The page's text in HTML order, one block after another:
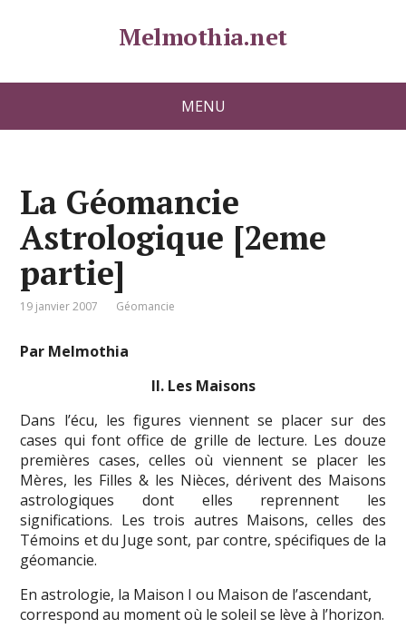
Melmothia.net
MENU
La Géomancie
Astrologique [2eme
partie]
19 janvier 2007 Géomancie
Par Melmothia
II. Les Maisons
Dans l’écu, les figures viennent se placer sur des
cases qui font office de grille de lecture. Les douze
premières cases, celles où viennent se placer les
Mères, les Filles & les Nièces, dérivent des Maisons
astrologiques dont elles reprennent les
significations. Les trois autres Maisons, celles des
Témoins et du Juge sont, par contre, spécifiques de la
géomancie.
En astrologie, la Maison I ou Maison de l’ascendant,
correspond au moment où le soleil se lève à l’horizon.